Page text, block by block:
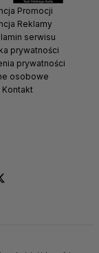
Promocji
Reklamy
serwisu
prywatności
prywatności
osobowe
Kontakt